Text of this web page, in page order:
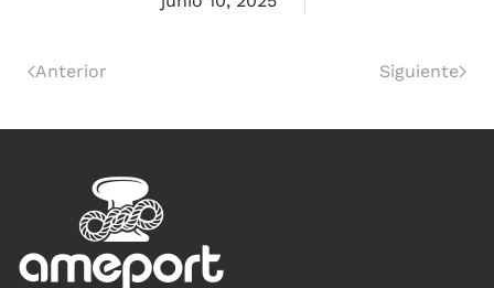
Anterior Siguiente